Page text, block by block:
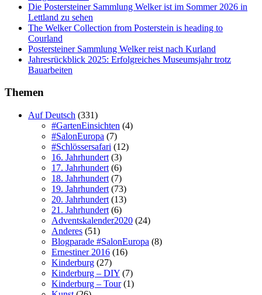
Die Postersteiner Sammlung Welker ist im Sommer 2026 in
Lettland zu sehen
The Welker Collection from Posterstein is heading to
Courland
Postersteiner Sammlung Welker reist nach Kurland
Jahresrückblick 2025: Erfolgreiches Museumsjahr trotz
Bauarbeiten
Themen
Auf Deutsch (331)
#GartenEinsichten (4)
#SalonEuropa (7)
#Schlössersafari (12)
16. Jahrhundert (3)
17. Jahrhundert (6)
18. Jahrhundert (7)
19. Jahrhundert (73)
20. Jahrhundert (13)
21. Jahrhundert (6)
Adventskalender2020 (24)
Anderes (51)
Blogparade #SalonEuropa (8)
Ernestiner 2016 (16)
Kinderburg (27)
Kinderburg – DIY (7)
Kinderburg – Tour(1)